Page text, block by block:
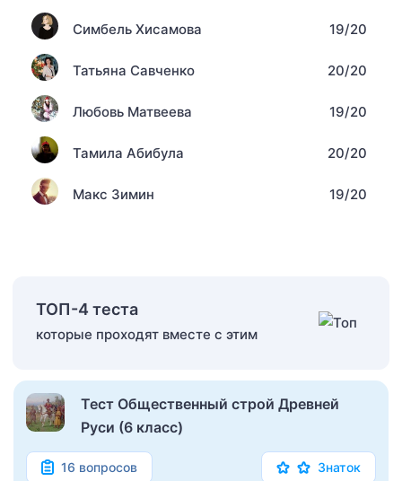
Симбель Хисамова 19/20
Татьяна Савченко 20/20
Любовь Матвеева 19/20
Тамила Абибула 20/20
Макс Зимин 19/20
ТОП-4 теста
которые проходят вместе с этим
Тест Общественный строй Древней
Руси (6 класс)
16 вопросов Знаток